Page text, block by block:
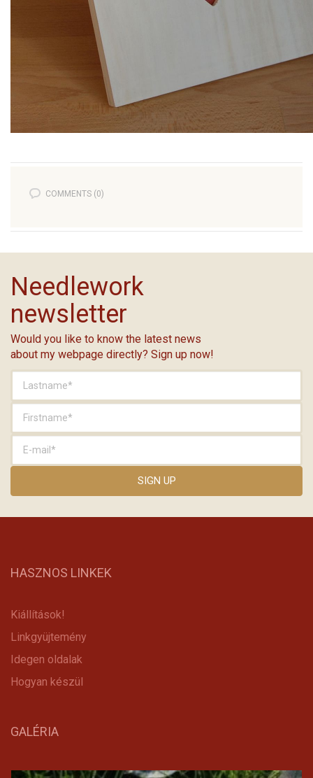
COMMENTS (0)
Needlework
newsletter
Would you like to know the latest news
about my webpage directly? Sign up now!
HASZNOS LINKEK
Kiállítások!
Linkgyüjtemény
Idegen oldalak
Hogyan készül
GALÉRIA